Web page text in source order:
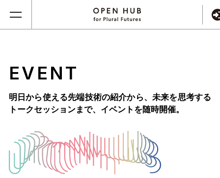
EVENT
明日から使える先端技術の紹介から、未来を思考する
トークセッションまで、 イベントを随時開催。